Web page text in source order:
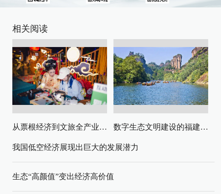
相关阅读
从票根经济到文旅全产业链升级 数字生态文明建设的福建路径与启示
我国低空经济展现出巨大的发展潜力
生态“高颜值”变出经济高价值